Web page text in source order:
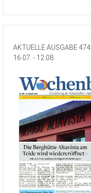
AKTUELLE AUSGABE 474
16.07. - 12.08.